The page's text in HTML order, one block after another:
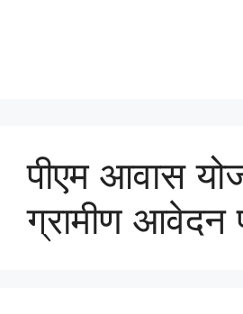
पीएम आवास
ग्रामीण आवेदन